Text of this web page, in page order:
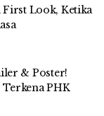
Look, Ketika
& Poster!
PHK